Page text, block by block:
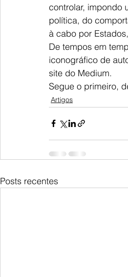
controlar, impondo
política, do
à cabo por
De tempos em
iconográfico de
site do Medium.
Segue o primeiro,
Artigos
Posts recentes